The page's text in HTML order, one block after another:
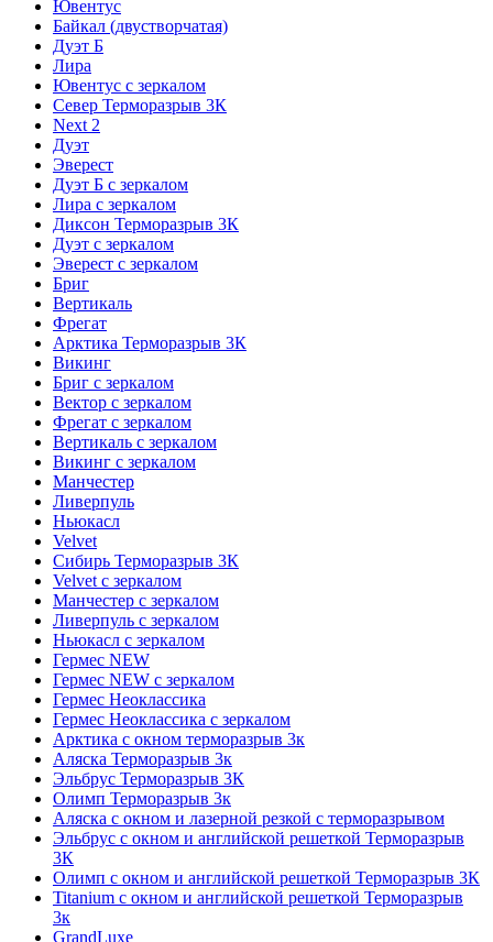
Ювентус
Байкал (двустворчатая)
Дуэт Б
Лира
Ювентус с зеркалом
Север Терморазрыв 3К
Next 2
Дуэт
Эверест
Дуэт Б с зеркалом
Лира с зеркалом
Диксон Терморазрыв 3К
Дуэт с зеркалом
Эверест с зеркалом
Бриг
Вертикаль
Фрегат
Арктика Терморазрыв 3К
Викинг
Бриг с зеркалом
Вектор с зеркалом
Фрегат с зеркалом
Вертикаль с зеркалом
Викинг с зеркалом
Манчестер
Ливерпуль
Ньюкасл
Velvet
Сибирь Терморазрыв 3К
Velvet с зеркалом
Манчестер с зеркалом
Ливерпуль с зеркалом
Ньюкасл с зеркалом
Гермес NEW
Гермес NEW с зеркалом
Гермес Неоклассика
Гермес Неоклассика с зеркалом
Арктика с окном терморазрыв 3к
Аляска Терморазрыв 3к
Эльбрус Терморазрыв 3К
Олимп Терморазрыв 3к
Аляска с окном и лазерной резкой с терморазрывом
Эльбрус с окном и английской решеткой Терморазрыв
3К
Олимп с окном и английской решеткой Терморазрыв 3К
Titanium с окном и английской решеткой Терморазрыв
3к
GrandLuxe